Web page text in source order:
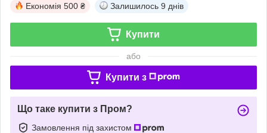
Економія 500 ₴ Залишилось 9 днів
Купити
або
Купити з
Що таке купити з Пром?
Замовлення під захистом